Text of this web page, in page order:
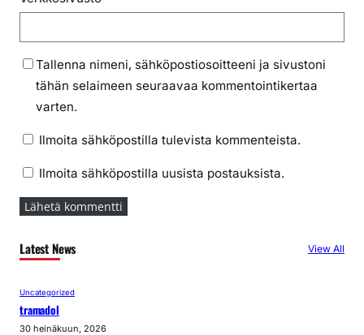
Tallenna nimeni, sähköpostiosoitteeni ja sivustoni
tähän selaimeen seuraavaa kommentointikertaa
varten.
Ilmoita sähköpostilla tulevista kommenteista.
Ilmoita sähköpostilla uusista postauksista.
Latest News View All
Uncategorized
tramadol
30 heinäkuun, 2026